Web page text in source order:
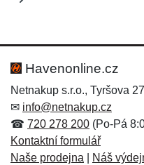
Havenonline.cz
Netnakup s.r.o., Tyršova
✉ info@netnakup.cz
☎ 720 278 200 (Po-Pá
Kontaktní formulář
Naše prodejna
Náš